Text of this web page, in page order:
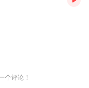
个评论！